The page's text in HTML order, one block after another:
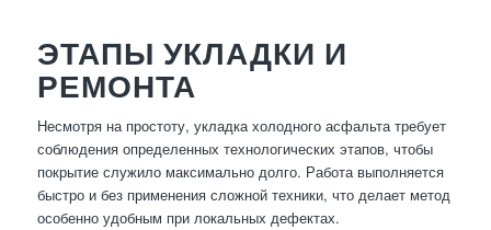
ЭТАПЫ УКЛАДКИ И
РЕМОНТА
Несмотря на простоту, укладка холодного асфальта требует
соблюдения определенных технологических этапов, чтобы
покрытие служило максимально долго. Работа выполняется
быстро и без применения сложной техники, что делает метод
особенно удобным при локальных дефектах.